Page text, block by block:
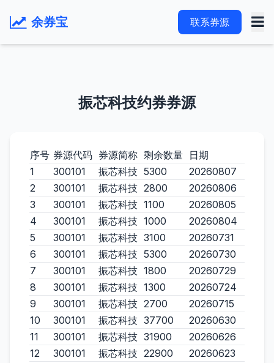
余券宝 联系券源
振芯科技约券券源
序号 券源代码 券源简称 剩余数量 日期
1
300101 振芯科技 5300
20260807
2
300101 振芯科技 2800
20260806
3
300101 振芯科技 1100
20260805
4
300101 振芯科技 1000
20260804
5
300101 振芯科技 3100
20260731
6
300101 振芯科技 5300
20260730
7
300101 振芯科技 1800
20260729
8
300101 振芯科技 1300
20260724
9
300101 振芯科技 2700
20260715
10
300101 振芯科技 37700
20260630
11
300101 振芯科技 31900
20260626
12
300101 振芯科技 22900
20260623